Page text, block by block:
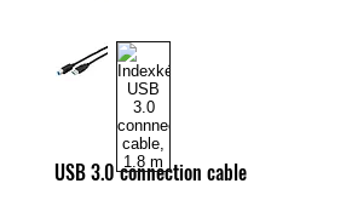
USB 3.0 connection cable